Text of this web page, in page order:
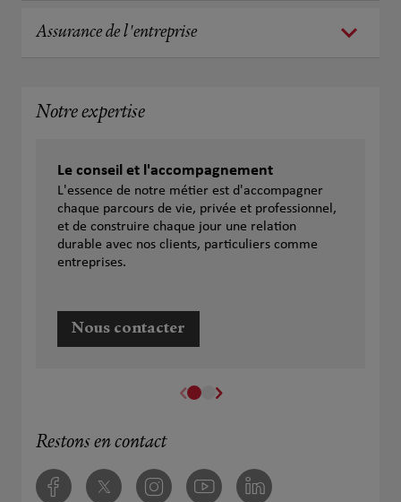
Assurance de l'entreprise
Notre expertise
Le conseil et l'accompagnement
L'essence de notre métier est d'accompagner
chaque parcours de vie, privée et professionnel,
et de construire chaque jour une relation
durable avec nos clients, particuliers comme
entreprises.
Nous contacter
Restons en contact
FacebookTwitter InstagramYoutube Linkedin